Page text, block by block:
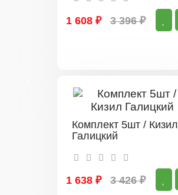
1 608 ₽ 3 396 ₽
Комплект 5шт / Кизил
Галицкий
1 638 ₽ 3 426 ₽